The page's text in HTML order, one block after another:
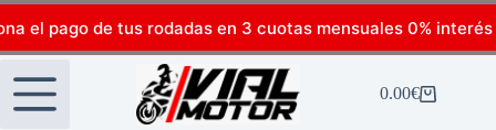
el pago de tus rodadas en 3 cuotas mensuales 0% interés
0.00€